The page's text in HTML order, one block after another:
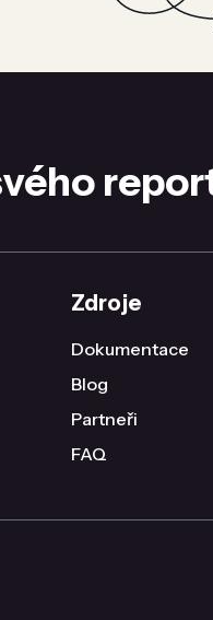
Zdroje
Dokumentace
Blog
Partneři
FAQ